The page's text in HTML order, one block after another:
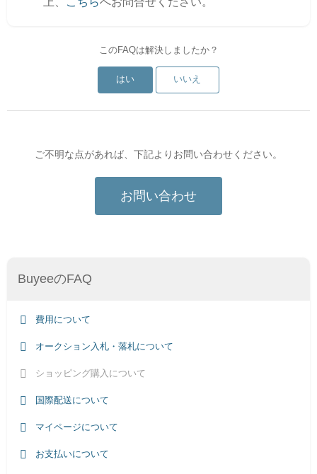
BuyeeのFAQ
費用について
オークション入札・落札について
ショッピング購入について
国際配送について
マイページについて
お支払いについて
このFAQは解決しましたか？
はい いいえ
ご不明な点があれば、下記よりお問い合わせください。
お問い合わせ